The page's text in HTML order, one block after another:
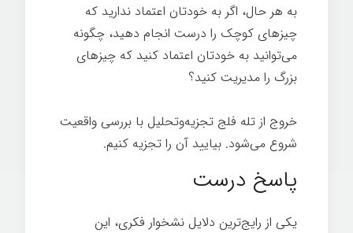
به هر حال، اگر به خودتان اعتماد ندارید که
چیزهای کوچک را درست انجام دهید، چگونه
می‌توانید به خودتان اعتماد کنید که چیزهای
بزرگ را مدیریت کنید؟
خروج از تله فلج تجزیه‌وتحلیل با بررسی واقعیت
شروع می‌شود. بیایید آن را تجزیه کنیم.
پاسخ درست
یکی از رایج‌ترین دلایل نشخوار فکری، این